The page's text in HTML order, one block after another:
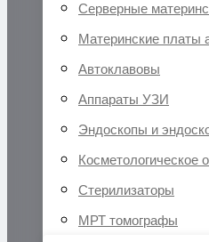
Серверные
Материнские платы
Автоклавовы
Аппараты УЗИ
Эндоскопы и
Косметологическое
Стерилизаторы
МРТ томографы